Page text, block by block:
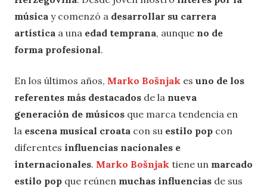
música y comenzó a desarrollar su carrera
artística a una edad temprana, aunque no de
forma profesional.
En los últimos años, Marko Bošnjak es uno de los
referentes más destacados de la nueva
generación de músicos que marca tendencia en
la escena musical croata con su estilo pop con
diferentes influencias nacionales e
internacionales. Marko Bošnjak tiene un marcado
estilo pop que reúnen muchas influencias de sus